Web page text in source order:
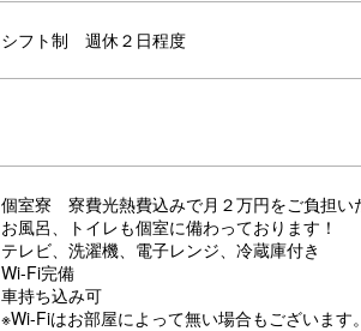
シフト制 週休２日程度
個室寮 寮費光熱費込みで月２万円をご負担い
お風呂、トイレも個室に備わっております！
テレビ、洗濯機、電子レンジ、冷蔵庫付き
Wi-Fi完備
車持ち込み可
※Wi-Fiはお部屋によって無い場合もございます。